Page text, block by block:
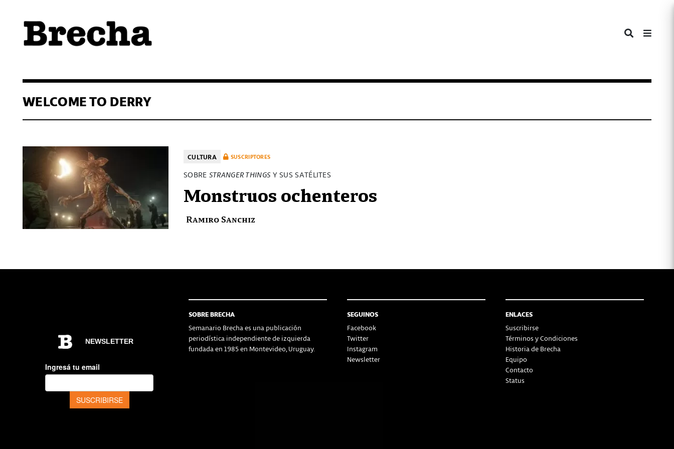
WELCOME TO DERRY
CULTURA SUSCRIPTORES
SOBRE STRANGER THINGS Y SUS SATÉLITES
Monstruos ochenteros
Ramiro Sanchiz
SOBRE BRECHA
Semanario Brecha es una publicación
periodística independiente de izquierda
fundada en 1985 en Montevideo, Uruguay.
SEGUINOS
Facebook
Twitter
Instagram
Newsletter
ENLACES
Suscribirse
Términos y Condiciones
Historia de Brecha
Equipo
Contacto
Status